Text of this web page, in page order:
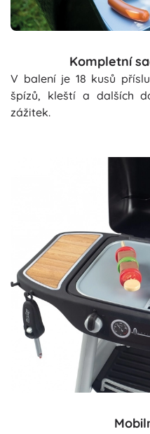
Kompletní
V balení je 18 kusů
špízů, kleští a dalších
zážitek.